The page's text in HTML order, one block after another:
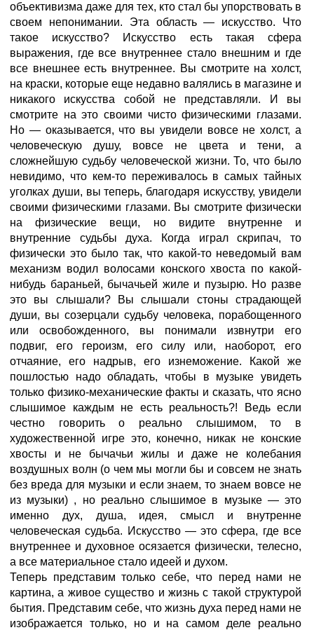
объективизма даже для тех, кто стал бы упорствовать в
своем непонимании. Эта область — искусство. Что
такое искусство? Искусство есть такая сфера
выражения, где все внутреннее стало внешним и где
все внешнее есть внутреннее. Вы смотрите на холст,
на краски, которые еще недавно валялись в магазине и
никакого искусства собой не представляли. И вы
смотрите на это своими чисто физическими глазами.
Но — оказывается, что вы увидели вовсе не холст, а
человеческую душу, вовсе не цвета и тени, а
сложнейшую судьбу человеческой жизни. То, что было
невидимо, что кем-то переживалось в самых тайных
уголках души, вы теперь, благодаря искусству, увидели
своими физическими глазами. Вы смотрите физически
на физические вещи, но видите внутренне и
внутренние судьбы духа. Когда играл скрипач, то
физически это было так, что какой-то неведомый вам
механизм водил волосами конского хвоста по какой-
нибудь бараньей, бычачьей жиле и пузырю. Но разве
это вы слышали? Вы слышали стоны страдающей
души, вы созерцали судьбу человека, порабощенного
или освобожденного, вы понимали извнутри его
подвиг, его героизм, его силу или, наоборот, его
отчаяние, его надрыв, его изнеможение. Какой же
пошлостью надо обладать, чтобы в музыке увидеть
только физико-механические факты и сказать, что ясно
слышимое каждым не есть реальность?! Ведь если
честно говорить о реально слышимом, то в
художественной игре это, конечно, никак не конские
хвосты и не бычачьи жилы и даже не колебания
воздушных волн (о чем мы могли бы и совсем не знать
без вреда для музыки и если знаем, то знаем вовсе не
из музыки) , но реально слышимое в музыке — это
именно дух, душа, идея, смысл и внутренне
человеческая судьба. Искусство — это сфера, где все
внутреннее и духовное осязается физически, телесно,
а все материальное стало идеей и духом.
Теперь представим только себе, что перед нами не
картина, а живое существо и жизнь с такой структурой
бытия. Представим себе, что жизнь духа перед нами не
изображается только, но и на самом деле реально